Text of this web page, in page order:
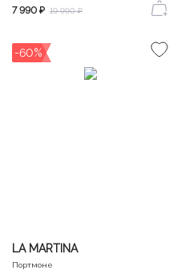
7 990 ₽ 19 990 ₽
-60%
LA MARTINA
Портмоне